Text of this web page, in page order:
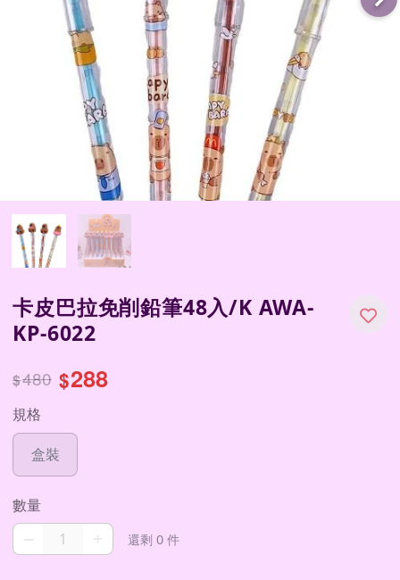
卡皮巴拉免削鉛筆48入/K AWA-
KP-6022
$480 $288
規格
盒裝
數量
還剩 0 件